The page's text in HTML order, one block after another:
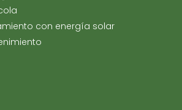
con energía solar